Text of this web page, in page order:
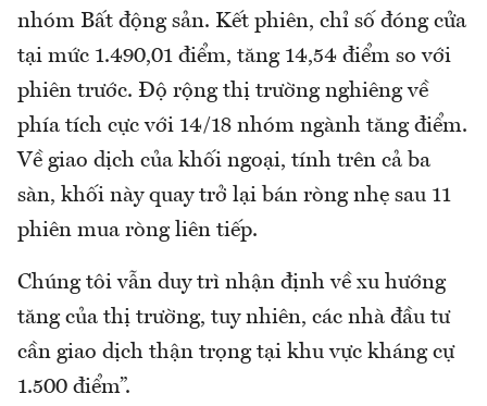
nhóm Bất động sản. Kết phiên, chỉ số đóng cửa
tại mức 1.490,01 điểm, tăng 14,54 điểm so với
phiên trước. Độ rộng thị trường nghiêng về
phía tích cực với 14/18 nhóm ngành tăng điểm.
Về giao dịch của khối ngoại, tính trên cả ba
sàn, khối này quay trở lại bán ròng nhẹ sau 11
phiên mua ròng liên tiếp.
Chúng tôi vẫn duy trì nhận định về xu hướng
tăng của thị trường, tuy nhiên, các nhà đầu tư
cần giao dịch thận trọng tại khu vực kháng cự
1.500 điểm”.